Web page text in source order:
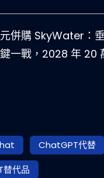
併購 SkyWater：
一戰，2028 年 20
ChatGPT代替
代品